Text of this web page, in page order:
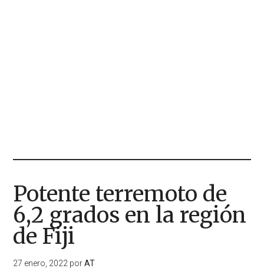
Potente terremoto de
6,2 grados en la región
de Fiji
27 enero, 2022 porAT